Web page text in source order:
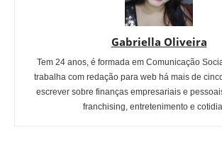
Gabriella Oliveira
Tem 24 anos, é formada em Comunicação
trabalha com redação para web há mais de
escrever sobre finanças empresariais e
franchising, entretenimento e